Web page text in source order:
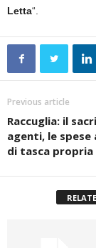
Letta“.
Previous article
Raccuglia: il
agenti, le
di tasca propria